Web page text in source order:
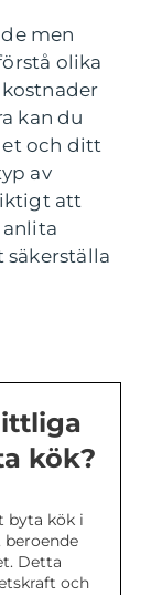
men
olika
kan du
och ditt
av
att
säkerställa
kök?
byta kök i
beroende
Detta
och